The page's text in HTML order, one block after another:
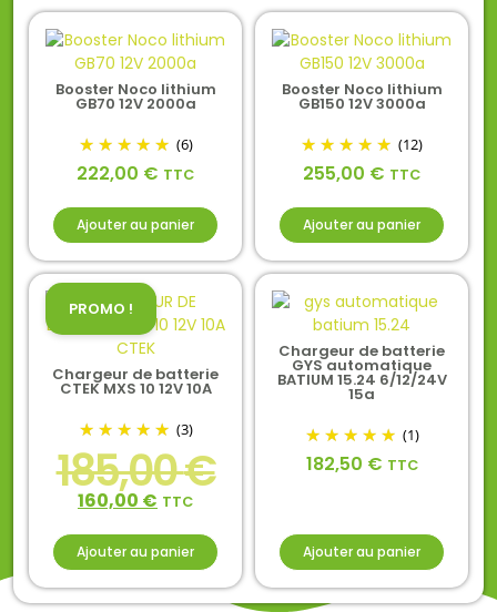
Booster Noco lithium
GB70 12V 2000a
(6)
222,00 € TTC
Ajouter au panier
Booster Noco lithium
GB150 12V 3000a
(12)
255,00 € TTC
Ajouter au panier
PROMO !
Chargeur de batterie
CTEK MXS 10 12V 10A
(3)
185,00€
160,00 € TTC
Ajouter au panier
Chargeur de batterie
GYS automatique
BATIUM 15.24 6/12/24V
15a
(1)
182,50 € TTC
Ajouter au panier